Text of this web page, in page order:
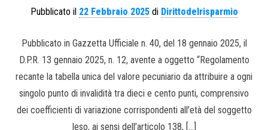
Pubblicato il 22 Febbraio 2025di Dirittodelrisparmio
Pubblicato in Gazzetta Ufficiale n. 40, del 18 gennaio 2025, il
D.P.R. 13 gennaio 2025, n. 12, avente a oggetto “Regolamento
recante la tabella unica del valore pecuniario da attribuire a ogni
singolo punto di invalidità tra dieci e cento punti, comprensivo
dei coefficienti di variazione corrispondenti all’età del soggetto
leso, ai sensi dell’articolo 138, […]